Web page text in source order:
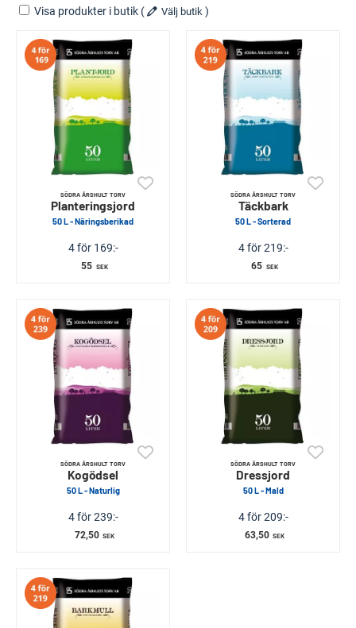
Visa produkter i butik ( Välj butik )
SÖDRA ÅRSHULT TORV
Planteringsjord
50 L - Näringsberikad
4 för 169:-
55 SEK
SÖDRA ÅRSHULT TORV
Täckbark
50 L - Sorterad
4 för 219:-
65 SEK
SÖDRA ÅRSHULT TORV
Kogödsel
50 L - Naturlig
4 för 239:-
72,50 SEK
SÖDRA ÅRSHULT TORV
Dressjord
50 L - Mald
4 för 209:-
63,50 SEK